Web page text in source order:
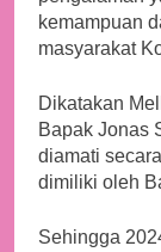
kemampuan
masyarakat
Dikatakan
Bapak Jonas
diamati
dimiliki oleh
Sehingga